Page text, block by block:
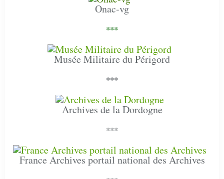
Onac-vg
***
Musée Militaire du Périgord
***
Archives de la Dordogne
***
France Archives portail national des Archives